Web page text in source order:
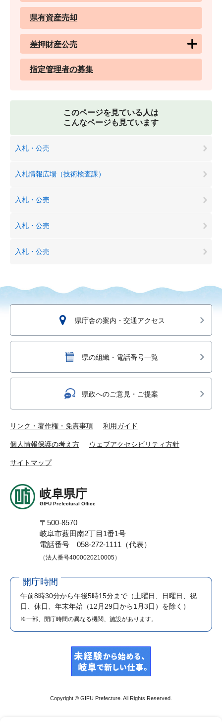
県有資産売却
差押財産公売
指定管理者の募集
このページを見ている人は
こんなページも見ています
入札・公売
入札情報広場（技術検査課）
入札・公売
入札・公売
入札・公売
県庁舎の案内・交通アクセス
県の組織・電話番号一覧
県政へのご意見・ご提案
リンク・著作権・免責事項 利用ガイド
個人情報保護の考え方 ウェブアクセシビリティ方針
サイトマップ
岐阜県庁
GIFU Prefectural Office
〒500-8570
岐阜市薮田南2丁目1番1号
電話番号 058-272-1111（代表）
（法人番号4000020210005）
開庁時間
午前8時30分から午後5時15分まで （土曜日、日曜日、祝
日、休日、年末年始（12月29日から1月3日）を除く）
※一部、開庁時間の異なる機関、施設があります。
Copyright © GIFU Prefecture. All Rights Reserved.